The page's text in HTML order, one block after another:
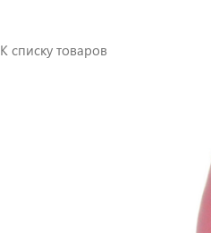
К списку товаров